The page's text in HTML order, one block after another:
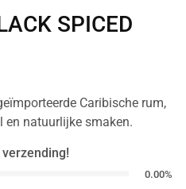
SPICED
Caribische rum,
en natuurlijke smaken.
0.00%